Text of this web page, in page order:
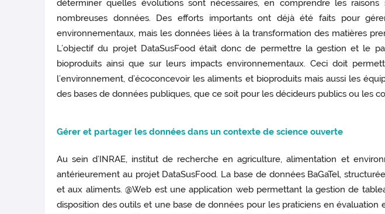
déterminer quelles évolutions sont nécessaires, en comprendre les
nombreuses données. Des efforts importants ont déjà été faits pour
environnementaux, mais les données liées à la transformation des matières
L’objectif du projet DataSusFood était donc de permettre la gestion et le
bioproduits ainsi que sur leurs impacts environnementaux. Ceci doit
l’environnement, d’écoconcevoir les aliments et bioproduits mais aussi les
des bases de données publiques, que ce soit pour les décideurs publics ou les
Gérer et partager les données dans un contexte de science ouverte
Au sein d’INRAE, institut de recherche en agriculture, alimentation et
antérieurement au projet DataSusFood. La base de données BaGaTel,
et aux aliments. @Web est une application web permettant la gestion de
disposition des outils et une base de données pour les praticiens en